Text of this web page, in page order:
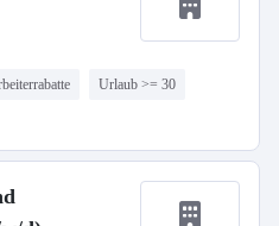
Urlaub >= 30